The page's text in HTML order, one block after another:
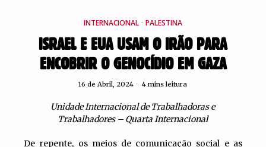
INTERNACIONAL · PALESTINA
ISRAEL E EUA USAM O IRÃO PARA
ENCOBRIR O GENOCÍDIO EM GAZA
16 de Abril, 2024 4 mins leitura
Unidade Internacional de Trabalhadoras e
Trabalhadores – Quarta Internacional
De repente, os meios de comunicação social e as